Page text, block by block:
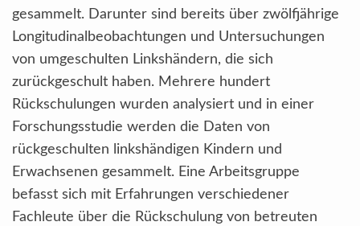
gesammelt. Darunter sind bereits über zwölfjährige
Longitudinalbeobachtungen und Untersuchungen
von umgeschulten Linkshändern, die sich
zurückgeschult haben. Mehrere hundert
Rückschulungen wurden analysiert und in einer
Forschungsstudie werden die Daten von
rückgeschulten linkshändigen Kindern und
Erwachsenen gesammelt. Eine Arbeitsgruppe
befasst sich mit Erfahrungen verschiedener
Fachleute über die Rückschulung von betreuten